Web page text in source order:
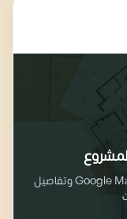
احصل على الموقع الجغرافي الدقيق على Google Maps وتفاصيل